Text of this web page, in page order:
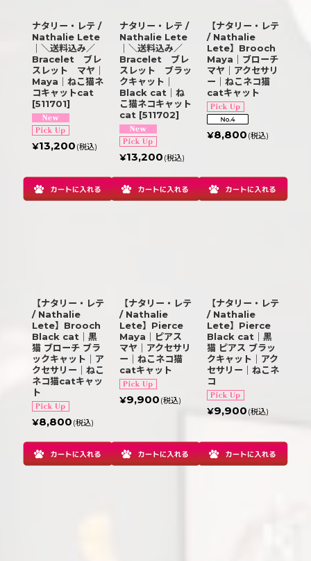
ナタリー・レテ /
Nathalie Lete
｜＼送料込み／
Bracelet ブレ
スレット マヤ｜
Maya｜ねこ猫ネ
コキャットcat
[511701]
¥13,200 (税込)
ナタリー・レテ /
Nathalie Lete
｜＼送料込み／
Bracelet ブレ
スレット ブラッ
クキャット｜
Black cat｜ね
こ猫ネコキャット
cat [511702]
¥13,200 (税込)
【ナタリー・レテ
/ Nathalie
Lete】Brooch
Maya｜ブローチ
マヤ｜アクセサリ
ー｜ねこネコ猫
catキャット
¥8,800 (税込)
【ナタリー・レテ
/ Nathalie
Lete】Brooch
Black cat｜黒
猫 ブローチ ブラ
ックキャット｜ア
クセサリー｜ねこ
ネコ猫catキャッ
ト
¥8,800 (税込)
【ナタリー・レテ
/ Nathalie
Lete】Pierce
Maya｜ピアス
マヤ｜アクセサリ
ー｜ねこネコ猫
catキャット
¥9,900 (税込)
【ナタリー・レテ
/ Nathalie
Lete】Pierce
Black cat｜黒
猫 ピアス ブラッ
クキャット｜アク
セサリー｜ねこネ
コ
¥9,900 (税込)